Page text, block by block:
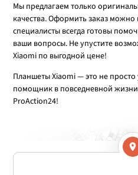
Мы предлагаем только
качества. Оформить заказ
специалисты всегда готовы
ваши вопросы. Не упустите
Xiaomi по выгодной цене!
Планшеты Xiaomi — это не
помощник в повседневной
ProAction24!